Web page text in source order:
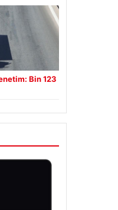
Bin 123